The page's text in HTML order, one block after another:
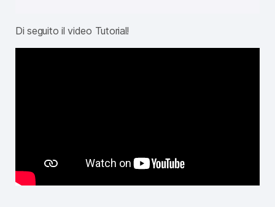
Di seguito il video Tutorial!